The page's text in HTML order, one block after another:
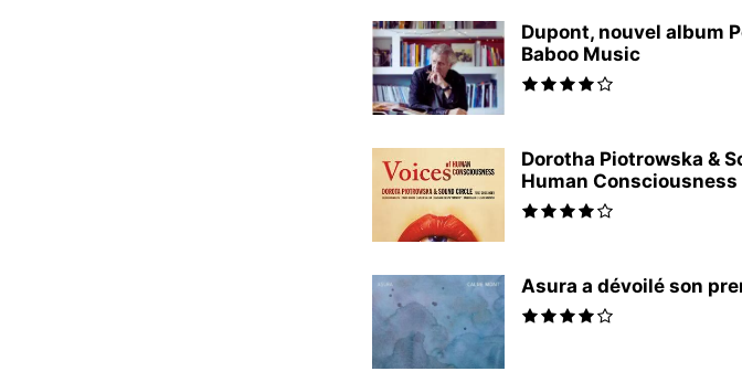
Dupont, nouvel album
Baboo Music
Dorotha Piotrowska &
Human Consciousness
Asura a dévoilé son